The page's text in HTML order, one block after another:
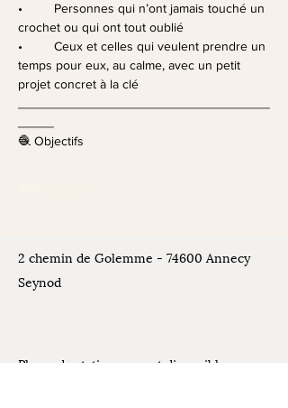
•	Personnes qui n’ont jamais touché un
crochet ou qui ont tout oublié
•	Ceux et celles qui veulent prendre un
temps pour eux, au calme, avec un petit
projet concret à la clé
🧶 Objectifs
2 chemin de Golemme - 74600 Annecy
Seynod
Places de stationnement disponibles